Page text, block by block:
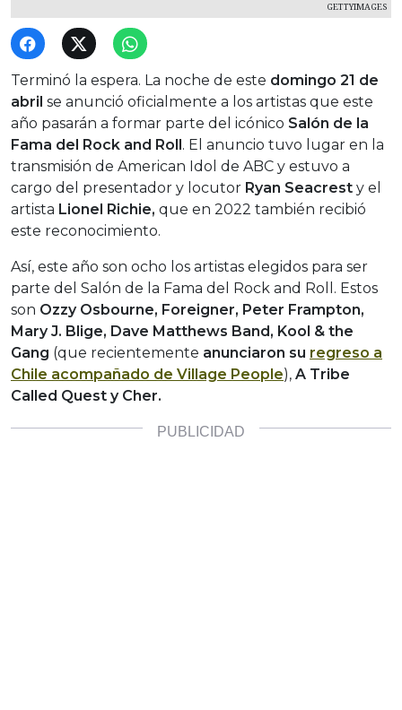
GETTYIMAGES
Terminó la espera. La noche de este domingo 21 de
abril se anunció oficialmente a los artistas que este
año pasarán a formar parte del icónico Salón de la
Fama del Rock and Roll . El anuncio tuvo lugar en la
transmisión de American Idol de ABC y estuvo a
cargo del presentador y locutor Ryan Seacrest y el
artista Lionel Richie, que en 2022 también recibió
este reconocimiento.
Así, este año son ocho los artistas elegidos para ser
parte del Salón de la Fama del Rock and Roll. Estos
son Ozzy Osbourne, Foreigner, Peter Frampton,
Mary J. Blige, Dave Matthews Band, Kool & the
Gang (que recientemente anunciaron su regreso a
Chile acompañado de Village People), A Tribe
Called Quest y Cher.